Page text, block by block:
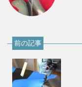
前の記事